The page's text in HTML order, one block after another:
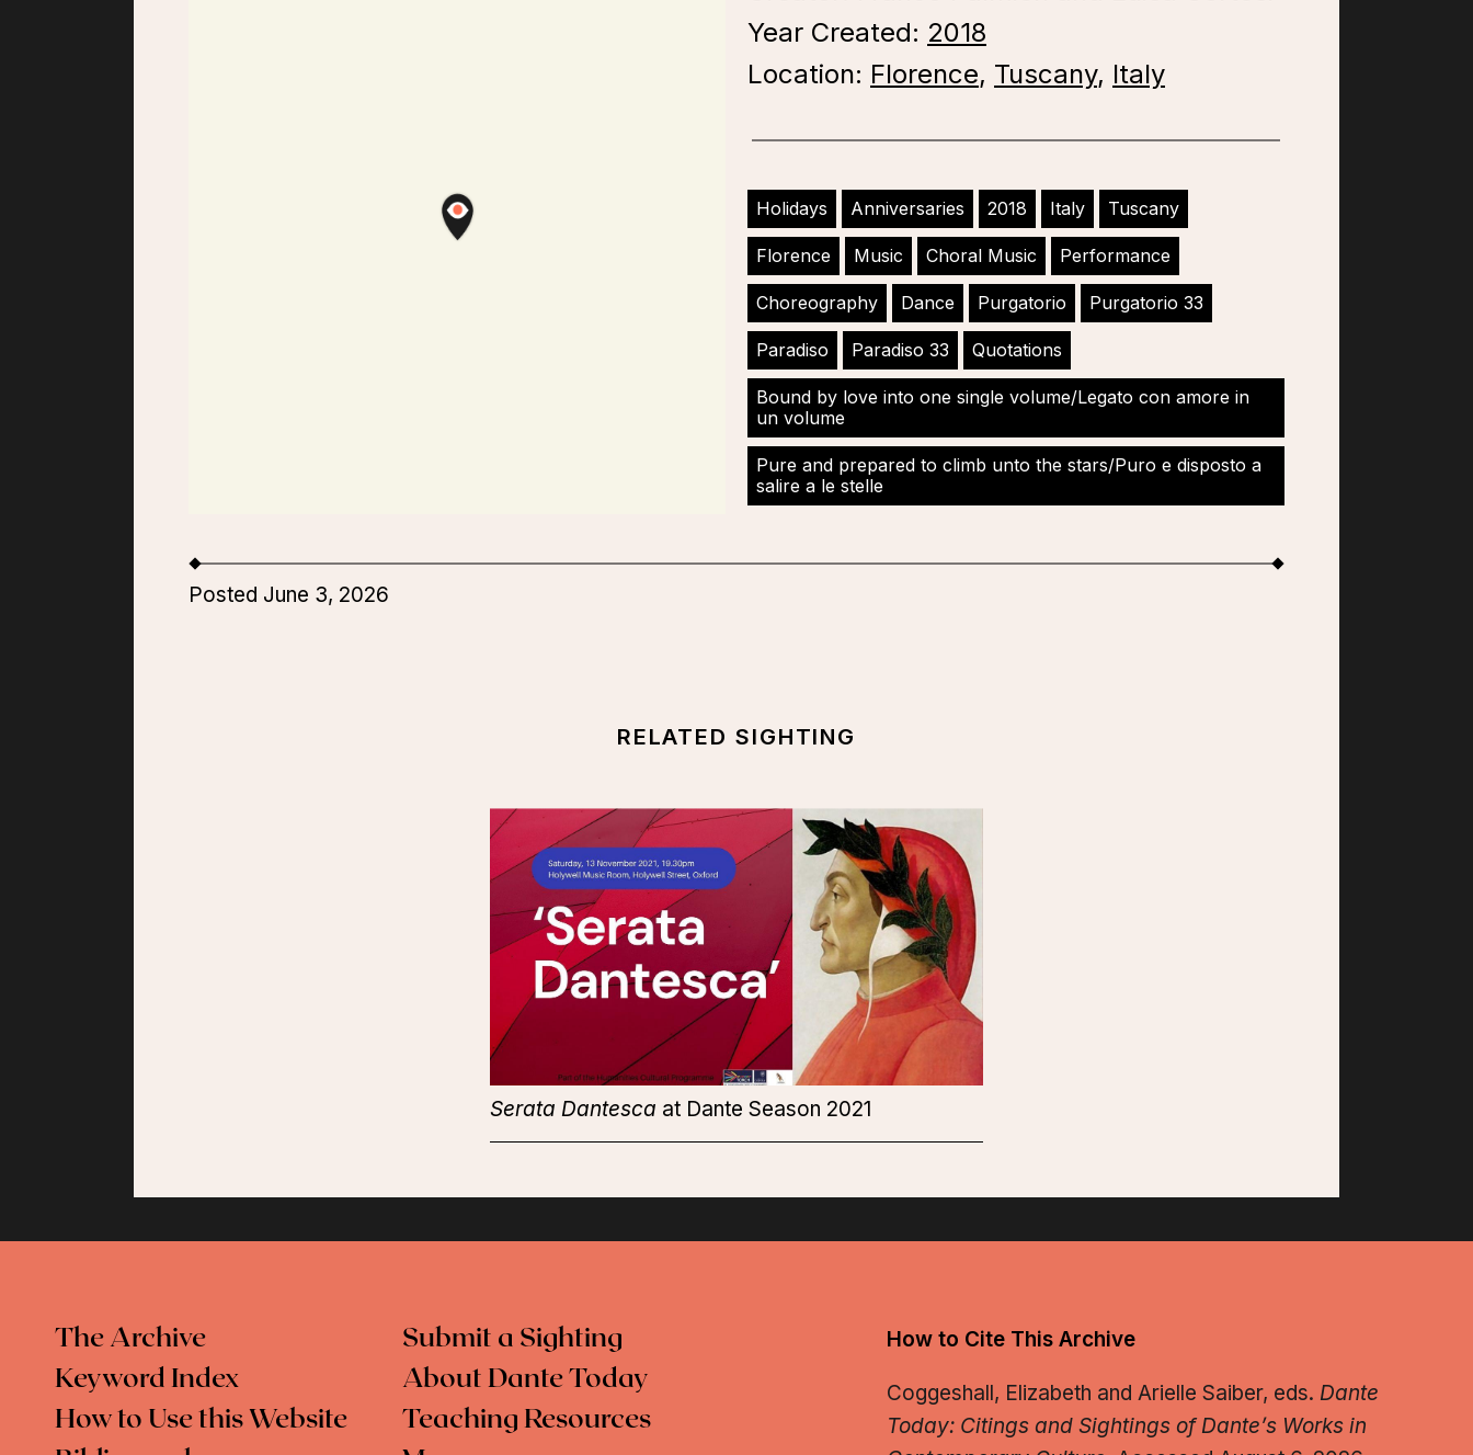
Year Created: 2018
Location: Florence, Tuscany, Italy
Holidays Anniversaries 2018 Italy Tuscany
Florence Music Choral Music Performance
Choreography Dance Purgatorio Purgatorio 33
Paradiso Paradiso 33 Quotations
Bound by love into one single volume/Legato con amore in
un volume
Pure and prepared to climb unto the stars/Puro e disposto a
salire a le stelle
Posted June 3, 2026
RELATED SIGHTING
Serata Dantesca at Dante Season 2021
The Archive
Keyword Index
How to Use this Website
Submit a Sighting
About Dante Today
Teaching Resources
How to Cite This Archive
Coggeshall, Elizabeth and Arielle Saiber, eds. Dante
Today: Citings and Sightings of Dante’s Works in